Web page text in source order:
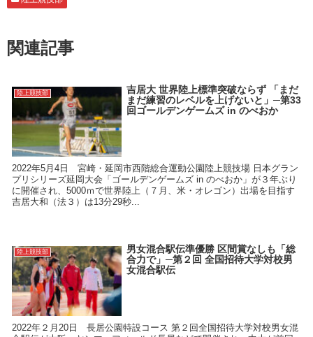
関連記事
陸上競技部
吉居大 世界陸上標準突破ならず 「まだ
まだ練習のレベルを上げないと」─第33
回ゴールデンゲームズ in のべおか
2022年5月4日 宮崎・延岡市西階総合運動公園陸上競技場 日本グラン
プリシリーズ延岡大会「ゴールデンゲームズ in のべおか」が３年ぶり
に開催され、5000ｍで世界陸上（７月、米・オレゴン）出場を目指す
吉居大和（法３）は13分29秒...
陸上競技部
男女混合駅伝準優勝 区間賞なしも「総
合力で」─第２回 全国招待大学対校男
女混合駅伝
2022年２月20日 長居公園特設コース 第２回全国招待大学対校男女混